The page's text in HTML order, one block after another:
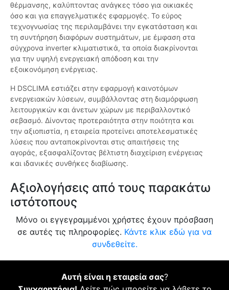
θέρμανσης, καλύπτοντας ανάγκες τόσο για οικιακές
όσο και για επαγγελματικές εφαρμογές. Το εύρος
τεχνογνωσίας της περιλαμβάνει την εγκατάσταση και
τη συντήρηση διαφόρων συστημάτων, με έμφαση στα
σύγχρονα inverter κλιματιστικά, τα οποία διακρίνονται
για την υψηλή ενεργειακή απόδοση και την
εξοικονόμηση ενέργειας.
Η DSCLIMA εστιάζει στην εφαρμογή καινοτόμων
ενεργειακών λύσεων, συμβάλλοντας στη διαμόρφωση
λειτουργικών και άνετων χώρων με περιβαλλοντικό
σεβασμό. Δίνοντας προτεραιότητα στην ποιότητα και
την αξιοπιστία, η εταιρεία προτείνει αποτελεσματικές
λύσεις που ανταποκρίνονται στις απαιτήσεις της
αγοράς, εξασφαλίζοντας βέλτιστη διαχείριση ενέργειας
και ιδανικές συνθήκες διαβίωσης.
Αξιολογήσεις από τους παρακάτω
ιστότοπους
Μόνο οι εγγεγραμμένοι χρήστες έχουν πρόσβαση
σε αυτές τις πληροφορίες. Κάντε κλικ εδώ για να
συνδεθείτε.
Αυτή είναι η εταιρεία σας?